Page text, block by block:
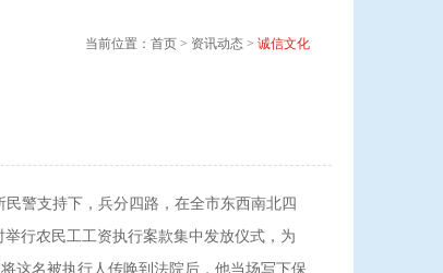
当前位置：首页 > 资讯动态 > 诚信文化
警支持下，兵分四路，在全市东西南北四
行农民工工资执行案款集中发放仪式，为
这名被执行人传唤到法院后，他当场写下保